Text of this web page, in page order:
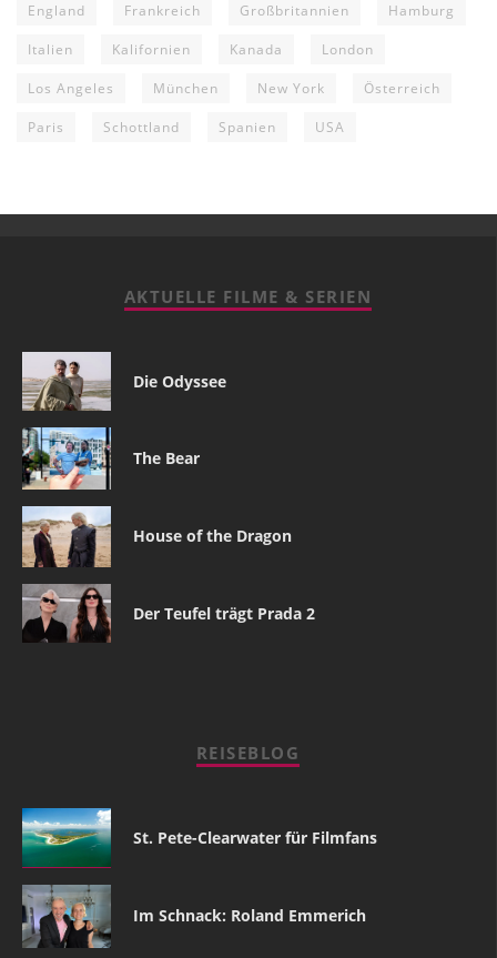
England Frankreich Großbritannien Hamburg
Italien Kalifornien Kanada London
Los Angeles München New York Österreich
Paris Schottland Spanien USA
AKTUELLE FILME & SERIEN
Die Odyssee
The Bear
House of the Dragon
Der Teufel trägt Prada 2
REISEBLOG
St. Pete-Clearwater für Filmfans
Im Schnack: Roland Emmerich